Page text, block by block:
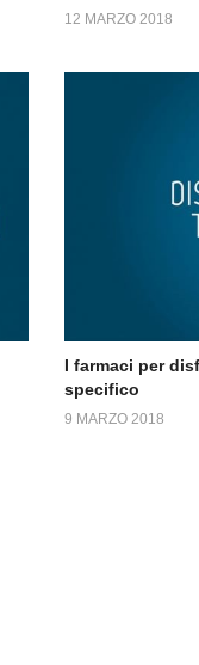
12 MARZO 2018
I farmaci per
specifico
9 MARZO 2018